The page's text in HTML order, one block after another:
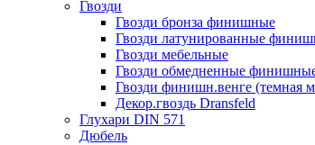
Гвозди
Гвозди бронза финишные
Гвозди латунированные
Гвозди мебельные
Гвозди обмедненные
Гвозди финишн.венге (темная
Декор.гвоздь Dransfeld
Глухари DIN 571
Дюбель